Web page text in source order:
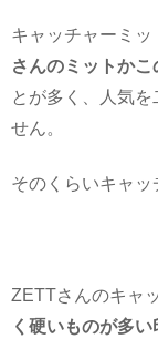
キャッチャーミ
さんのミットか
とが多く、人気
せん。
そのくらいキャッ
ZETTさんのキャ
く硬いものが多い